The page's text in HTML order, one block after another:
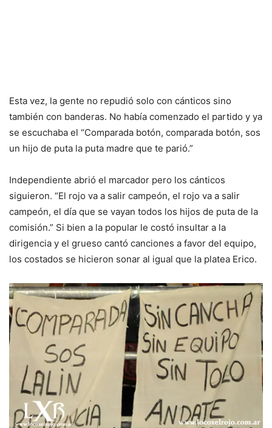
Esta vez, la gente no repudió solo con cánticos sino
también con banderas. No había comenzado el partido y ya
se escuchaba el “Comparada botón, comparada botón, sos
un hijo de puta la puta madre que te parió.”
Independiente abrió el marcador pero los cánticos
siguieron. “El rojo va a salir campeón, el rojo va a salir
campeón, el día que se vayan todos los hijos de puta de la
comisión.” Si bien a la popular le costó insultar a la
dirigencia y el grueso cantó canciones a favor del equipo,
los costados se hicieron sonar al igual que la platea Erico.